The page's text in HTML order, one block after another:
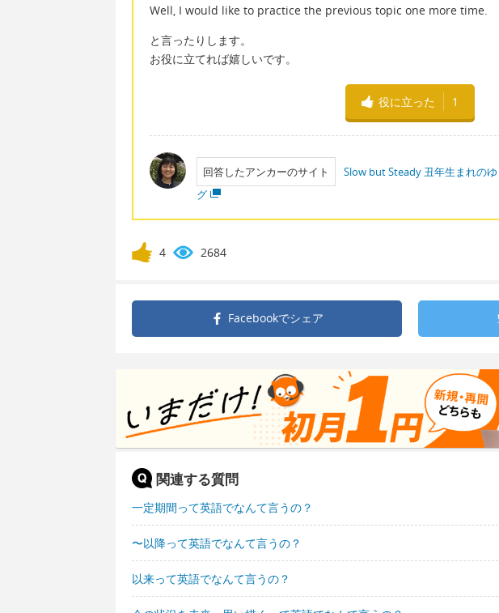
Well, I would like to practice the previous topic one more time.
と言ったりします。
お役に立てれば嬉しいです。
役に立った 1
回答したアンカーのサイト
Slow but Steady 丑年生まれの
グ
4 2684
Facebookでシェア
関連する質問
一定期間って英語でなんて言うの？
〜以降って英語でなんて言うの？
以来って英語でなんて言うの？